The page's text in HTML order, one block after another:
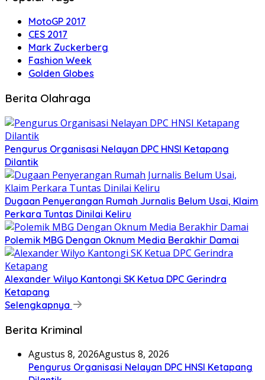
MotoGP 2017
CES 2017
Mark Zuckerberg
Fashion Week
Golden Globes
Berita Olahraga
Pengurus Organisasi Nelayan DPC HNSI Ketapang
Dilantik
Dugaan Penyerangan Rumah Jurnalis Belum Usai, Klaim
Perkara Tuntas Dinilai Keliru
Polemik MBG Dengan Oknum Media Berakhir Damai
Alexander Wilyo Kantongi SK Ketua DPC Gerindra
Ketapang
Selengkapnya
Berita Kriminal
Agustus 8, 2026Agustus 8, 2026
Pengurus Organisasi Nelayan DPC HNSI Ketapang